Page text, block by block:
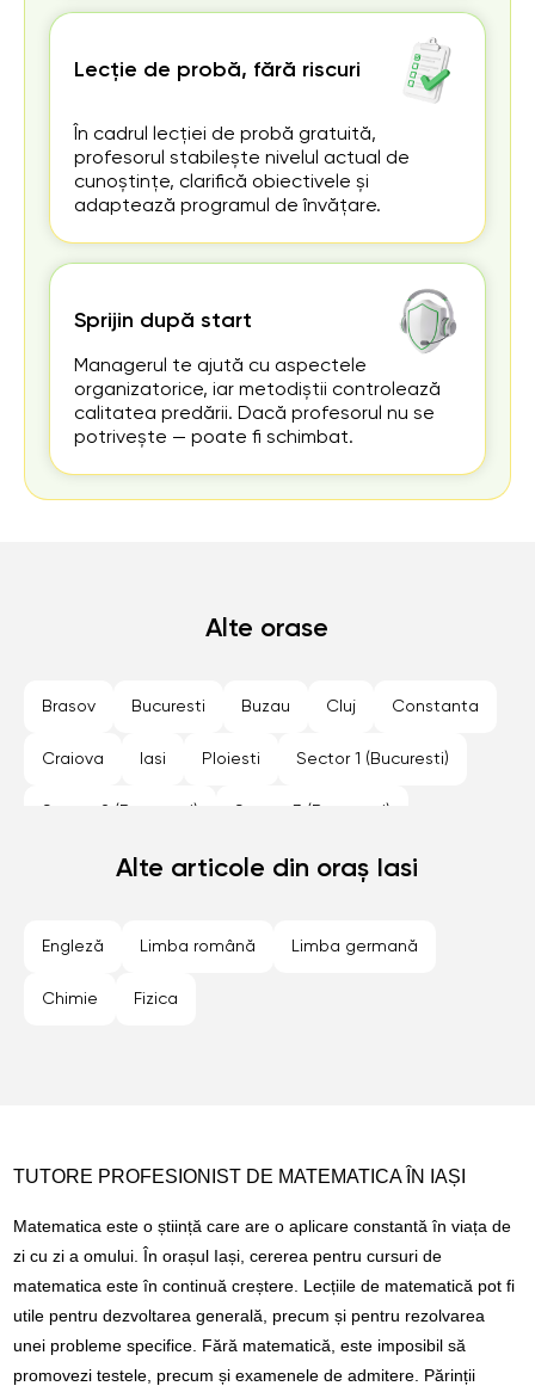
Lecție de probă, fără riscuri
În cadrul lecției de probă gratuită,
profesorul stabilește nivelul actual de
cunoștințe, clarifică obiectivele și
adaptează programul de învățare.
Sprijin după start
Managerul te ajută cu aspectele
organizatorice, iar metodiștii controlează
calitatea predării. Dacă profesorul nu se
potrivește — poate fi schimbat.
Alte orase
Brasov Bucuresti Buzau Cluj Constanta
Craiova Iasi Ploiesti Sector 1 (Bucuresti)
Sector 2 (Bucuresti) Sector 3 (Bucuresti)
Sector 4 (Bucuresti) Sector 5 (Bucuresti)
Alte articole din oraș Iasi
Engleză Limba română Limba germană
Chimie Fizica
TUTORE PROFESIONIST DE MATEMATICA ÎN IAȘI
Matematica este o știință care are o aplicare constantă în viața de
zi cu zi a omului. În orașul Iași, cererea pentru cursuri de
matematica este în continuă creștere. Lecțiile de matematică pot fi
utile pentru dezvoltarea generală, precum și pentru rezolvarea
unei probleme specifice. Fără matematică, este imposibil să
promovezi testele, precum și examenele de admitere. Părinții